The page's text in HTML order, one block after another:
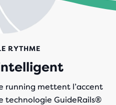
RYTHME
running mettent l’accent
technologie GuideRails®